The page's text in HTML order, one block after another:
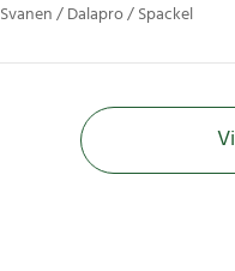
Svanen / Dalapro / Spackel